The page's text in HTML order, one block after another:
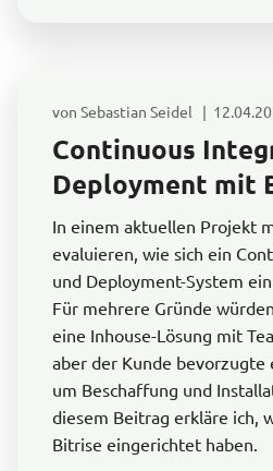
von Sebastian Seidel |
Continuous
Deployment mit
In einem aktuellen Projekt
evaluieren, wie sich ein
und Deployment-System
Für mehrere Gründe
eine Inhouse-Lösung mit
aber der Kunde bevorzugte
um Beschaffung und
diesem Beitrag erkläre ich,
Bitrise eingerichtet haben.